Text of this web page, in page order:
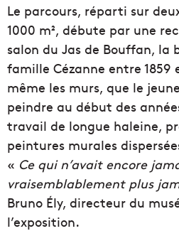
Le parcours, réparti sur
1000 m², débute par une
salon du Jas de Bouffan,
famille Cézanne entre 1859
même les murs, que le
peindre au début des
travail de longue haleine,
peintures murales
« Ce qui n’avait encore
vraisemblablement plus
Bruno Ély, directeur du
l’exposition.